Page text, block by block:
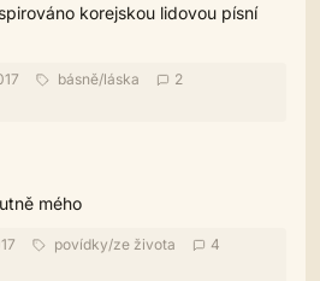
korejskou lidovou písní
básně/láska
2
mého
povídky/ze života
4